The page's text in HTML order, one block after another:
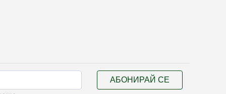
АБОНИРАЙ СЕ